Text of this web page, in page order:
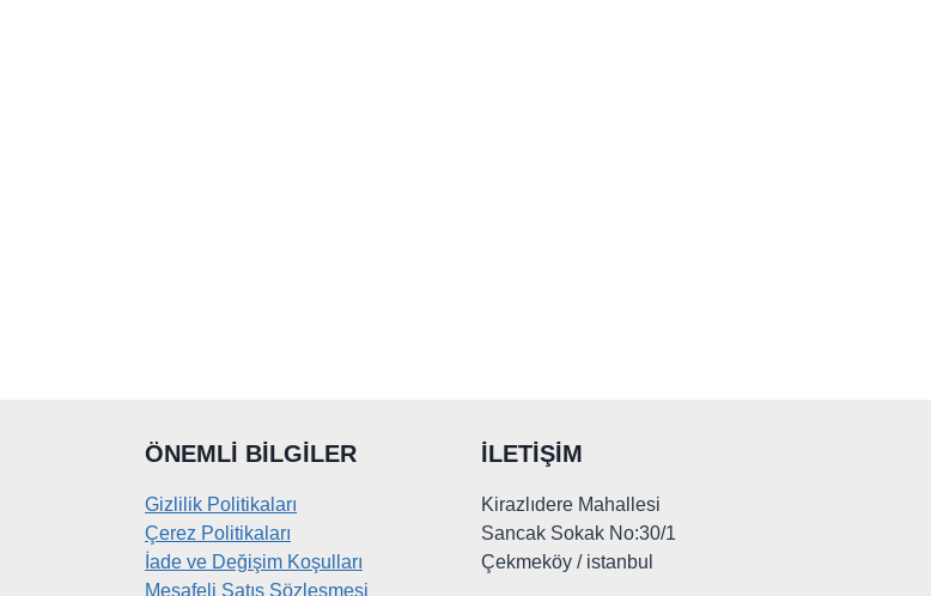
ÖNEMLI BILGILER
Gizlilik Politikaları
Çerez Politikaları
İade ve Değişim Koşulları
Mesafeli Satış Sözleşmesi
İLETIŞIM
Kirazlıdere Mahallesi
Sancak Sokak No:30/1
Çekmeköy / istanbul